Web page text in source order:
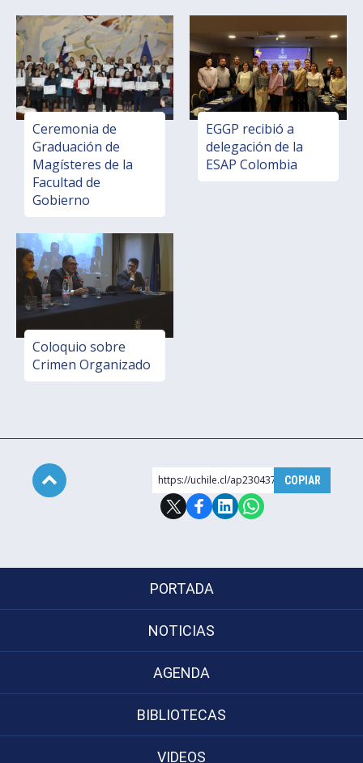
Ceremonia de
Graduación de
Magísteres de la
Facultad de
Gobierno
EGGP recibió a
delegación de la
ESAP Colombia
Coloquio sobre
Crimen Organizado
https://uchile.cl/ap230437 COPIAR
PORTADA
NOTICIAS
AGENDA
BIBLIOTECAS
VIDEOS